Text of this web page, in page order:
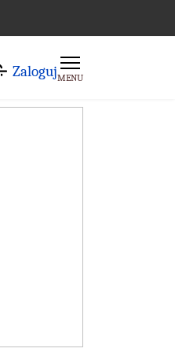
Zaloguj